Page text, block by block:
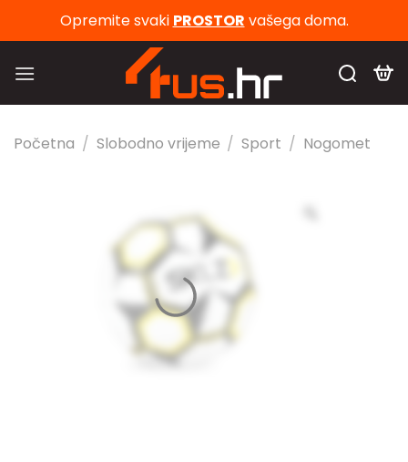
Opremite svaki PROSTOR vašega doma.
Početna / Slobodno vrijeme / Sport / Nogomet